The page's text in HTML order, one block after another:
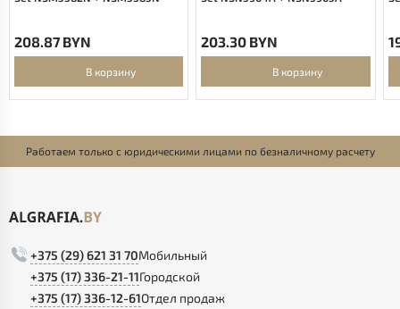
208.87 BYN
В корзину
203.30 BYN
В корзину
Работаем только с юридическими лицами по безналичному расчету
+375 (29) 621 31 70Мобильный
+375 (17) 336-21-11Городской
+375 (17) 336-12-61Отдел продаж